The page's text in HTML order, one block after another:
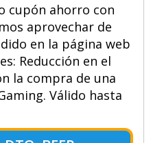
cupón ahorro con
aprovechar de
en la página web
Reducción en el
la compra de una
Válido hasta